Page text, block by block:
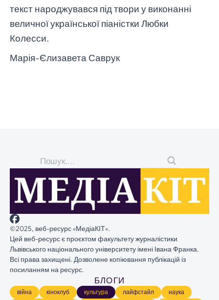
текст народжувався під твори у виконанні
величної української піаністки Любки
Колесси.
Марія-Єлизавета Саврук
©2025, веб-ресурс «МедіаКІТ».
Цей веб-ресурс є проєктом факультету журналістики
Львівського національного університету імені Івана Франка.
Всі права захищені. Дозволене копіювання публікацій із
посиланням на ресурс.
БЛОГИ
війна кіноклуб культура лайфстайл
наука